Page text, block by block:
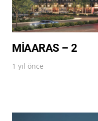
MİAARAS – 2
1 yıl önce